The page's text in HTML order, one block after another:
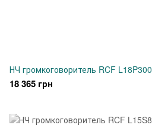
НЧ громкоговоритель RCF L18P300
18 365 грн